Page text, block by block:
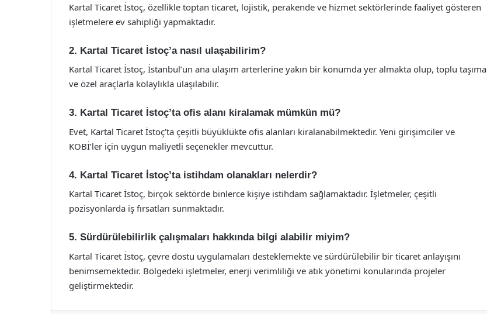
Kartal Ticaret İstoç, özellikle toptan ticaret, lojistik, perakende ve hizmet sektörlerinde faaliyet gösteren
işletmelere ev sahipliği yapmaktadır.
2. Kartal Ticaret İstoç’a nasıl ulaşabilirim?
Kartal Ticaret İstoç, İstanbul’un ana ulaşım arterlerine yakın bir konumda yer almakta olup, toplu taşıma
ve özel araçlarla kolaylıkla ulaşılabilir.
3. Kartal Ticaret İstoç’ta ofis alanı kiralamak mümkün mü?
Evet, Kartal Ticaret İstoç’ta çeşitli büyüklükte ofis alanları kiralanabilmektedir. Yeni girişimciler ve
KOBİ’ler için uygun maliyetli seçenekler mevcuttur.
4. Kartal Ticaret İstoç’ta istihdam olanakları nelerdir?
Kartal Ticaret İstoç, birçok sektörde binlerce kişiye istihdam sağlamaktadır. İşletmeler, çeşitli
pozisyonlarda iş fırsatları sunmaktadır.
5. Sürdürülebilirlik çalışmaları hakkında bilgi alabilir miyim?
Kartal Ticaret İstoç, çevre dostu uygulamaları desteklemekte ve sürdürülebilir bir ticaret anlayışını
benimsemektedir. Bölgedeki işletmeler, enerji verimliliği ve atık yönetimi konularında projeler
geliştirmektedir.